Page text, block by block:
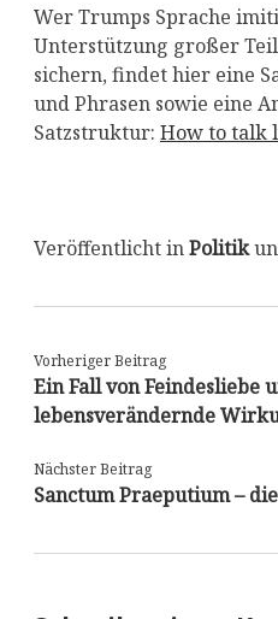
Wer Trumps Sprache
Unterstützung großer
sichern, findet hier eine
und Phrasen sowie eine
Satzstruktur: How to talk
Veröffentlicht inPolitik
Vorheriger Beitrag
Ein Fall von Feindesliebe
lebensverändernde
Nächster Beitrag
Sanctum Praeputium –